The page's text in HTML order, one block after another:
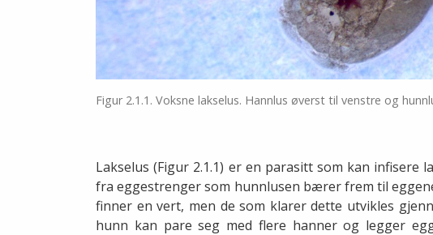
Figur 2.1.1. Voksne lakselus. Hannlus øverst til venstre og
Lakselus (Figur 2.1.1) er en parasitt som kan infisere
fra eggestrenger som hunnlusen bærer frem til
finner en vert, men de som klarer dette utvikles
hunn kan pare seg med flere hanner og legger